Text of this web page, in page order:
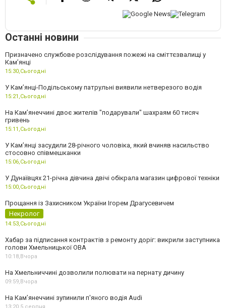
Останні новини
Призначено службове розслідування пожежі на сміттєзвалищі у
Кам’янці
15:30,Сьогодні
У Кам’янці-Подільському патрульні виявили нетверезого водія
15:21,Сьогодні
На Камʼянеччині двоє жителів "подарували" шахраям 60 тисяч
гривень
15:11,Сьогодні
У Камʼянці засудили 28-річного чоловіка, який вчиняв насильство
стосовно співмешканки
15:06,Сьогодні
У Дунаївцях 21-річна дівчина двічі обікрала магазин цифрової техніки
15:00,Сьогодні
Прощання із Захисником України Ігорем Драгусевичем
Некролог
14:53,Сьогодні
Хабар за підписання контрактів з ремонту доріг: викрили заступника
голови Хмельницької ОВА
10:18,Вчора
На Хмельниччині дозволили полювати на пернату дичину
09:59,Вчора
На Камʼянеччині зупинили п'яного водія Audi
13:20,5 серпня